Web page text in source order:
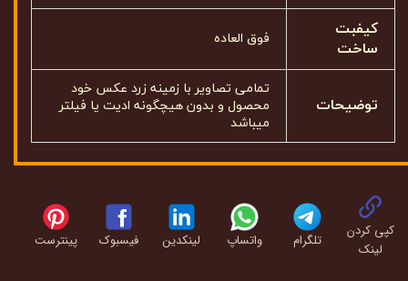
کیفبت
ساخت
فوق العاده
توضیحات
تمامی تصاویر با زمینه زرد عکس خود
محصول و بدون هیچگونه ادیت یا فیلتر
میباشد
کپی کردن
لینک
تلگرام واتساپ لینکدین فیسبوک پینترست